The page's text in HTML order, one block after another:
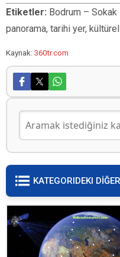
Etiketler: Bodrum –
panorama, tarihi yer,
Kaynak: 360tr.com
KATEGORIDEKI